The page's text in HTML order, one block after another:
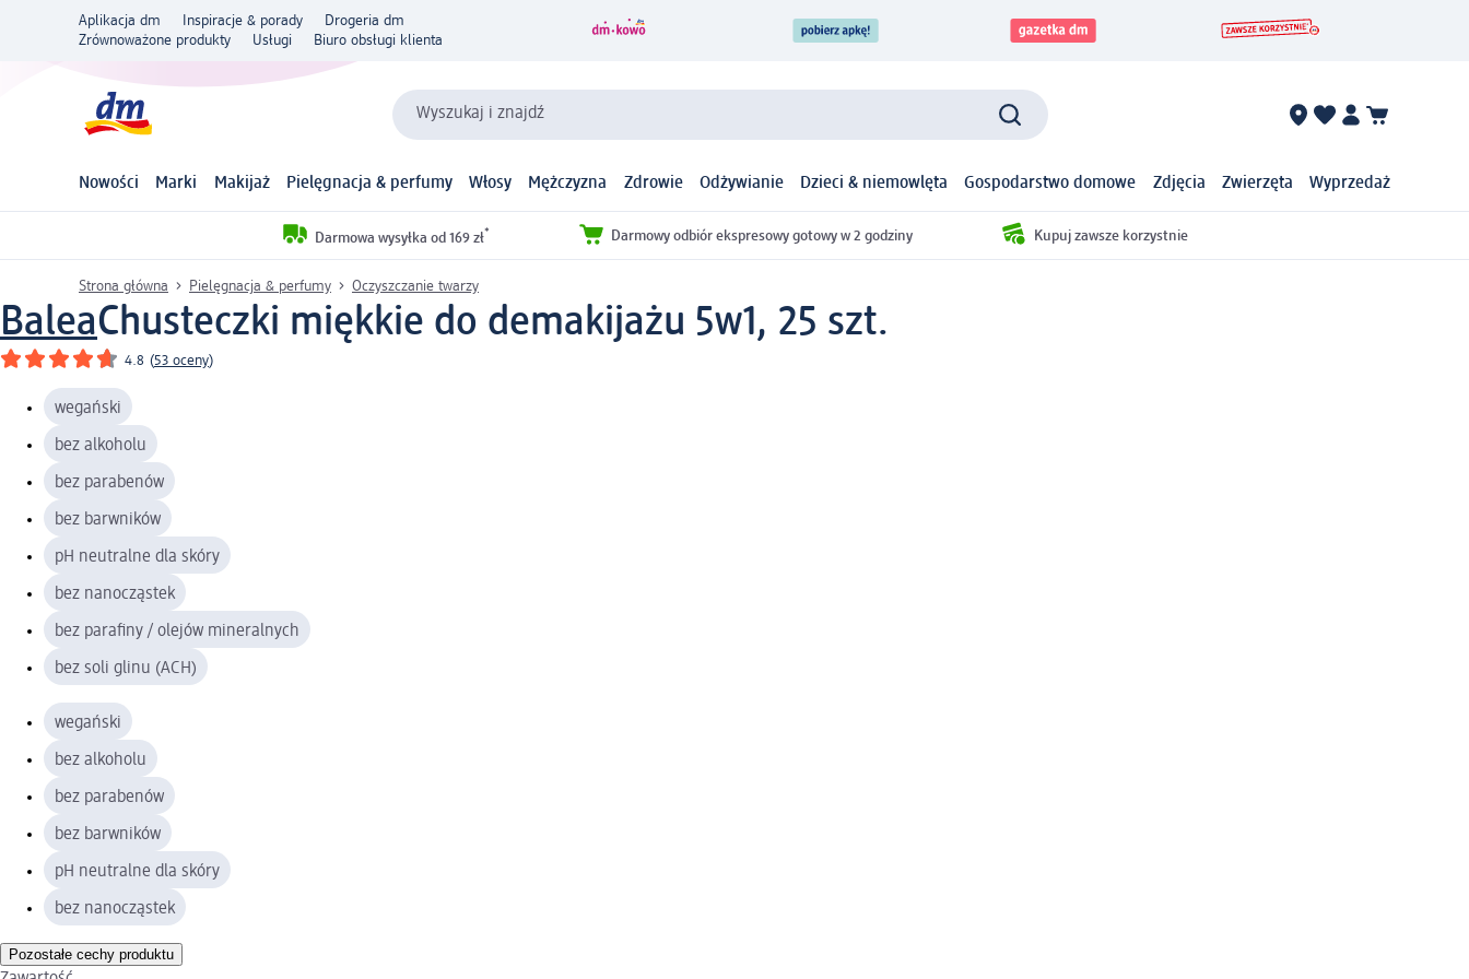
Aplikacja dm Inspiracje & porady
Drogeria dm
Zrównoważone produkty
Usługi Biuro obsługi klienta
Wyszukaj i znajdź
Nowości Marki Makijaż Pielęgnacja & perfumy Włosy Mężczyzna Zdrowie Odżywianie Dzieci & niemowlęta Gospodarstwo domowe Zdjęcia Zwierzęta Wyprzedaż
Darmowa wysyłka od 169 zł* Darmowy odbiór ekspresowy gotowy w 2 godziny Kupuj zawsze korzystnie
Strona główna Pielęgnacja & perfumy Oczyszczanie twarzy
BaleaChusteczki miękkie do demakijażu 5w1, 25 szt.
4.8 (53 oceny)
wegański
bez alkoholu
bez parabenów
bez barwników
pH neutralne dla skóry
bez nanocząstek
bez parafiny / olejów mineralnych
bez soli glinu (ACH)
wegański
bez alkoholu
bez parabenów
bez barwników
pH neutralne dla skóry
bez nanocząstek
Pozostałe cechy produktu